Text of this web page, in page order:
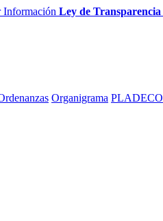
Información Ley de Transparencia
Organigrama PLADECO